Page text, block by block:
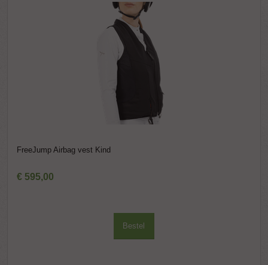
FreeJump Airbag vest Kind
€ 595,00
Bestel